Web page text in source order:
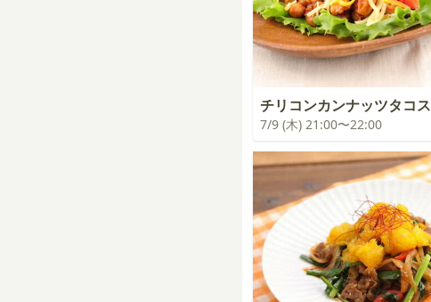
チリコンカンナッツタコス
7/9 (木) 21:00〜22:00